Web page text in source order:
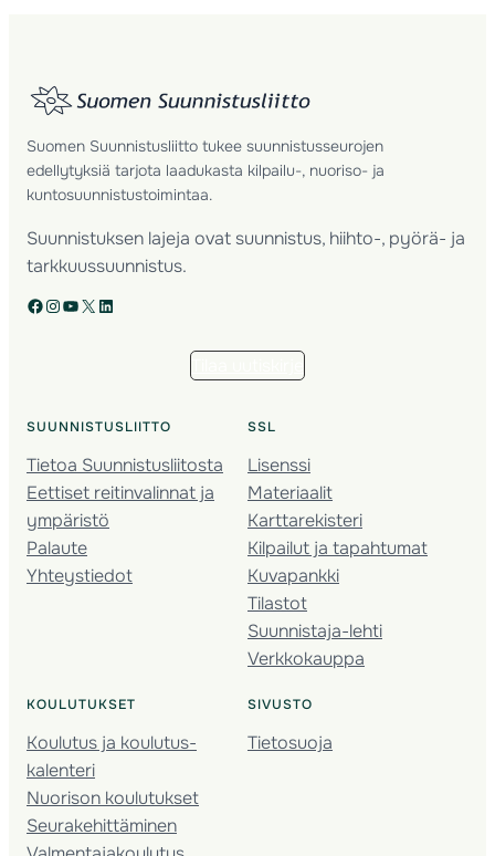
Suomen Suunnistusliitto tukee suunnistusseurojen
edellytyksiä tarjota laadukasta kilpailu-, nuoriso- ja
kuntosuunnistustoimintaa.
Suunnistuksen lajeja ovat suunnistus, hiihto-, pyörä- ja
tarkkuussuunnistus.
Facebook Instagram YouTube X LinkedIn
SUUNNISTUSLIITTO
Tietoa Suunnistusliitosta
Eettiset reitinvalinnat ja
ympäristö
Palaute
Yhteystiedot
SSL
Lisenssi
Materiaalit
Karttarekisteri
Kilpailut ja tapahtumat
Kuvapankki
Tilastot
Suunnistaja-lehti
Verkkokauppa
KOULUTUKSET
Koulutus ja koulutus­
kalenteri
Nuorison koulutukset
Seura­kehittäminen
SIVUSTO
Tietosuoja